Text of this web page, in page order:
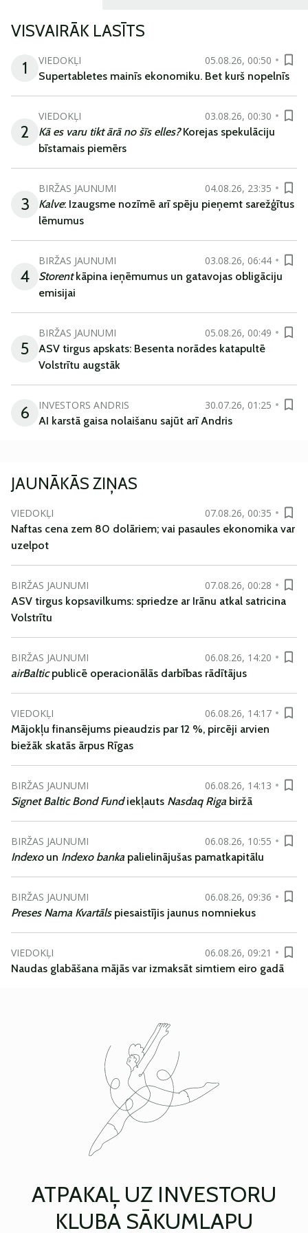
VISVAIRĀK LASĪTS
1
VIEDOKĻI
05.08.26, 00:50
Supertabletes mainīs ekonomiku. Bet kurš nopelnīs
2
VIEDOKĻI
03.08.26, 00:30
Kā es varu tikt ārā no šīs elles?Korejas spekulāciju
bīstamais piemērs
3
BIRŽAS JAUNUMI
04.08.26, 23:35
Kalve: Izaugsme nozīmē arī spēju pieņemt sarežģītus
lēmumus
4
BIRŽAS JAUNUMI
03.08.26, 06:44
Storentkāpina ieņēmumus un gatavojas obligāciju
emisijai
5
BIRŽAS JAUNUMI
05.08.26, 00:49
ASV tirgus apskats: Besenta norādes katapultē
Volstrītu augstāk
6 INVESTORS ANDRIS
30.07.26, 01:25
AI karstā gaisa nolaišanu sajūt arī Andris
JAUNĀKĀS ZIŅAS
VIEDOKĻI
07.08.26, 00:35
Naftas cena zem 80 dolāriem; vai pasaules ekonomika var
uzelpot
BIRŽAS JAUNUMI
07.08.26, 00:28
ASV tirgus kopsavilkums: spriedze ar Irānu atkal satricina
Volstrītu
BIRŽAS JAUNUMI
06.08.26, 14:20
airBalticpublicē operacionālās darbības rādītājus
VIEDOKĻI
06.08.26, 14:17
Mājokļu finansējums pieaudzis par 12 %, pircēji arvien
biežāk skatās ārpus Rīgas
BIRŽAS JAUNUMI
06.08.26, 14:13
Signet Baltic Bond Fundiekļauts Nasdaq Riga biržā
BIRŽAS JAUNUMI
06.08.26, 10:55
Indexoun Indexo banka palielinājušas pamatkapitālu
BIRŽAS JAUNUMI
06.08.26, 09:36
Preses Nama Kvartāls piesaistījis jaunus nomniekus
VIEDOKĻI
06.08.26, 09:21
Naudas glabāšana mājās var izmaksāt simtiem eiro gadā
ATPAKAĻ UZ INVESTORU
KLUBA SĀKUMLAPU